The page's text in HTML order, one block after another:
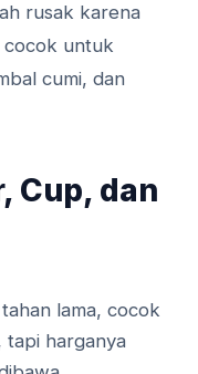
rusak karena
cocok untuk
cumi, dan
Cup, dan
lama, cocok
tapi harganya